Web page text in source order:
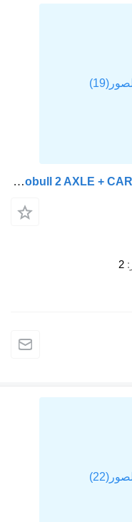
Schmitz Cargobull 2 AXLE + CARRIER + DHOLLANDIA LOADLIFT
2